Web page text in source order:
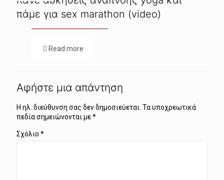
πάμε για sex marathon (video)
Read more
Αφήστε μια απάντηση
Η ηλ. διεύθυνση σας δεν δημοσιεύεται. Τα υποχρεωτικά
πεδία σημειώνονται με*
Σχόλιο *